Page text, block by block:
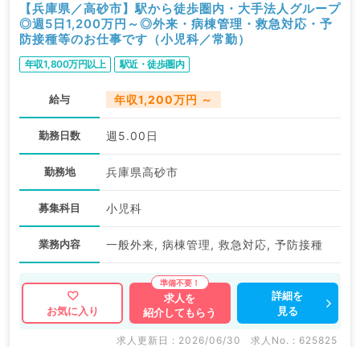
【兵庫県／高砂市】駅から徒歩圏内・大手法人グループ
◎週5日1,200万円～◎外来・病棟管理・救急対応・予
防接種等のお仕事です（小児科／常勤）
年収1,800万円以上 駅近・徒歩圏内
給与 年収1,200万円 ～
勤務日数 週5.00日
勤務地 兵庫県高砂市
募集科目 小児科
業務内容 一般外来, 病棟管理, 救急対応, 予防接種
お気に入り
求人を
紹介してもらう
詳細を
見る
求人更新日 : 2026/06/30 求人No. : 625825